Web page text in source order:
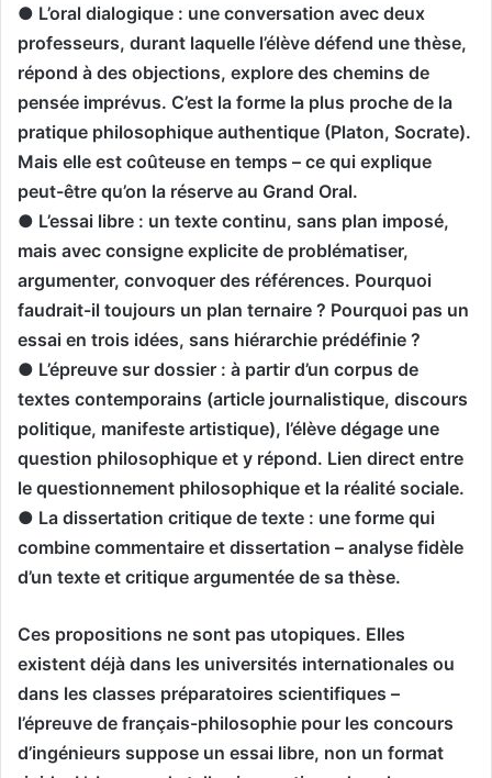
● L’oral dialogique : une conversation avec deux
professeurs, durant laquelle l’élève défend une thèse,
répond à des objections, explore des chemins de
pensée imprévus. C’est la forme la plus proche de la
pratique philosophique authentique (Platon, Socrate).
Mais elle est coûteuse en temps – ce qui explique
peut-être qu’on la réserve au Grand Oral.
● L’essai libre : un texte continu, sans plan imposé,
mais avec consigne explicite de problématiser,
argumenter, convoquer des références. Pourquoi
faudrait-il toujours un plan ternaire ? Pourquoi pas un
essai en trois idées, sans hiérarchie prédéfinie ?
● L’épreuve sur dossier : à partir d’un corpus de
textes contemporains (article journalistique, discours
politique, manifeste artistique), l’élève dégage une
question philosophique et y répond. Lien direct entre
le questionnement philosophique et la réalité sociale.
● La dissertation critique de texte : une forme qui
combine commentaire et dissertation – analyse fidèle
d’un texte et critique argumentée de sa thèse.
Ces propositions ne sont pas utopiques. Elles
existent déjà dans les universités internationales ou
dans les classes préparatoires scientifiques –
l’épreuve de français-philosophie pour les concours
d’ingénieurs suppose un essai libre, non un format